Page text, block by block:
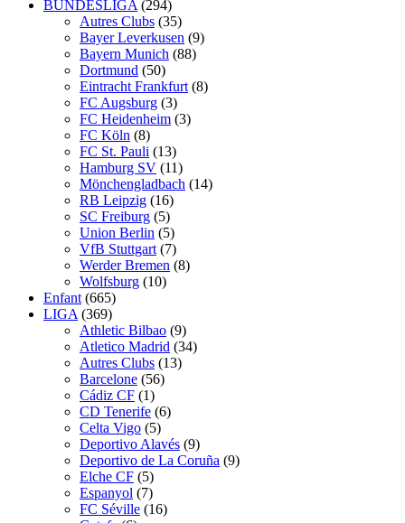
BUNDESLIGA (294)
Autres Clubs (35)
Bayer Leverkusen (9)
Bayern Munich (88)
Dortmund (50)
Eintracht Frankfurt (8)
FC Augsburg (3)
FC Heidenheim (3)
FC Köln (8)
FC St. Pauli (13)
Hamburg SV (11)
Mönchengladbach (14)
RB Leipzig (16)
SC Freiburg (5)
Union Berlin (5)
VfB Stuttgart (7)
Werder Bremen (8)
Wolfsburg (10)
Enfant (665)
LIGA (369)
Athletic Bilbao (9)
Atletico Madrid (34)
Autres Clubs (13)
Barcelone (56)
Cádiz CF (1)
CD Tenerife (6)
Celta Vigo (5)
Deportivo Alavés (9)
Deportivo de La Coruña (9)
Elche CF (5)
Espanyol (7)
FC Séville (16)